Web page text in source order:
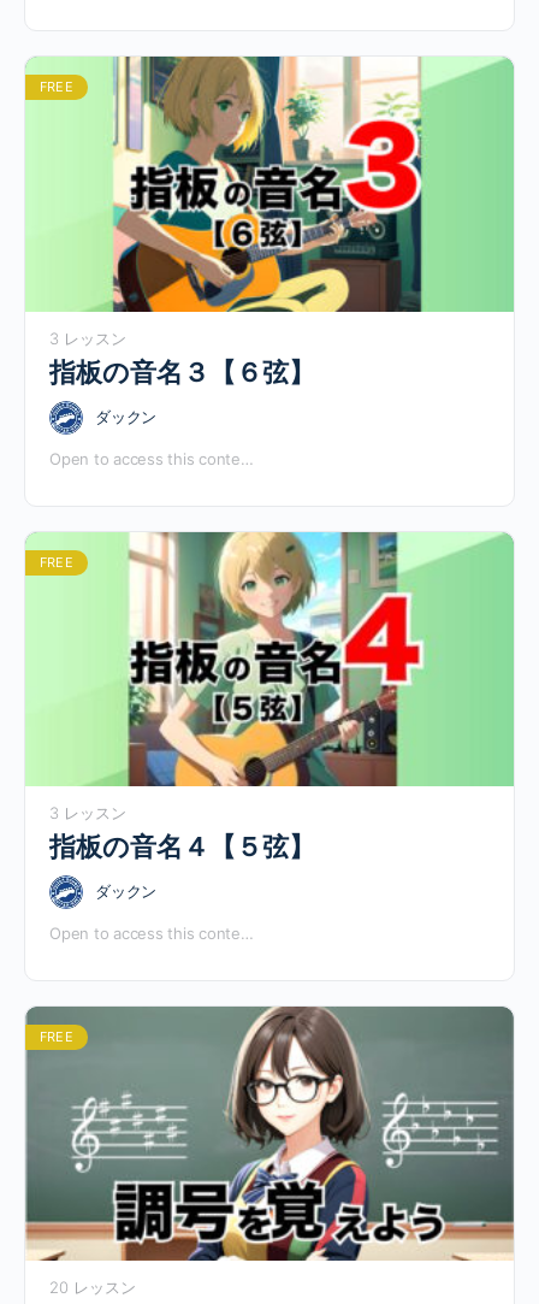
FREE
3 レッスン
指板の音名３【６弦】
ダックン
Open to access this conte…
FREE
3 レッスン
指板の音名４【５弦】
ダックン
Open to access this conte…
FREE
20 レッスン